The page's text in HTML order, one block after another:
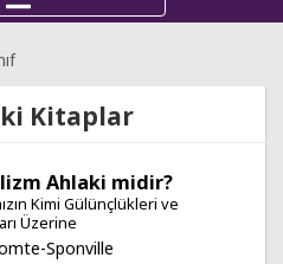
Kitaplar
Ahlaki midir?
Kimi Gülünçlükleri ve
Üzerine
Sponville